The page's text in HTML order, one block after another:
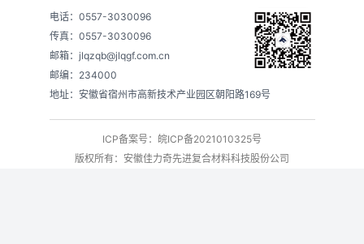
电话：0557-3030096
传真：0557-3030096
邮箱：jlqzqb@jlqgf.com.cn
邮编：234000
地址：安徽省宿州市高新技术产业园区朝阳路169号
ICP备案号：皖ICP备2021010325号
版权所有：安徽佳力奇先进复合材料科技股份公司